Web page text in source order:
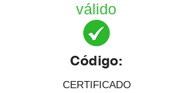
válido
Código:
CERTIFICADO